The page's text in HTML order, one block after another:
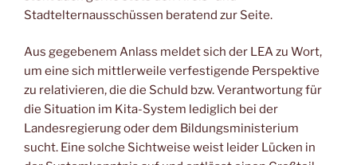
Stadtelternausschüssen beratend zur Seite.
Aus gegebenem Anlass meldet sich der LEA zu Wort,
um eine sich mittlerweile verfestigende Perspektive
zu relativieren, die die Schuld bzw. Verantwortung für
die Situation im Kita-System lediglich bei der
Landesregierung oder dem Bildungsministerium
sucht. Eine solche Sichtweise weist leider Lücken in